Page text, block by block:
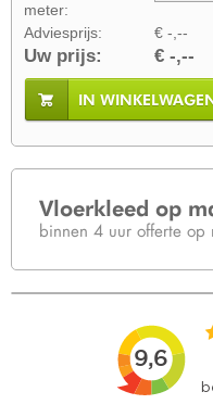
meter:
Adviesprijs:
€ -,--
Uw prijs: € -,--
IN
Vloerkleed op
binnen 4 uur offerte op